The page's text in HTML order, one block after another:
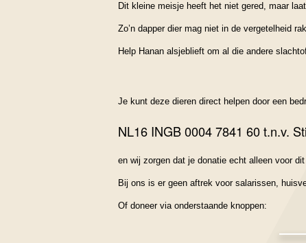
Dit kleine meisje heeft het niet gered, maar
Zo’n dapper dier mag niet in de vergetelheid
Help Hanan alsjeblieft om al die andere
Je kunt deze dieren direct helpen door een
NL16 INGB 0004 7841 60 t.n.v.
en wij zorgen dat je donatie echt alleen voor
Bij ons is er geen aftrek voor salarissen,
Of doneer via onderstaande knoppen: